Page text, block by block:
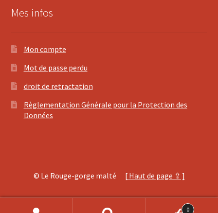
Mes infos
Mon compte
Mot de passe perdu
droit de retractation
Règlementation Générale pour la Protection des
Données
© Le Rouge-gorge malté [ Haut de page ⇪ ]
0